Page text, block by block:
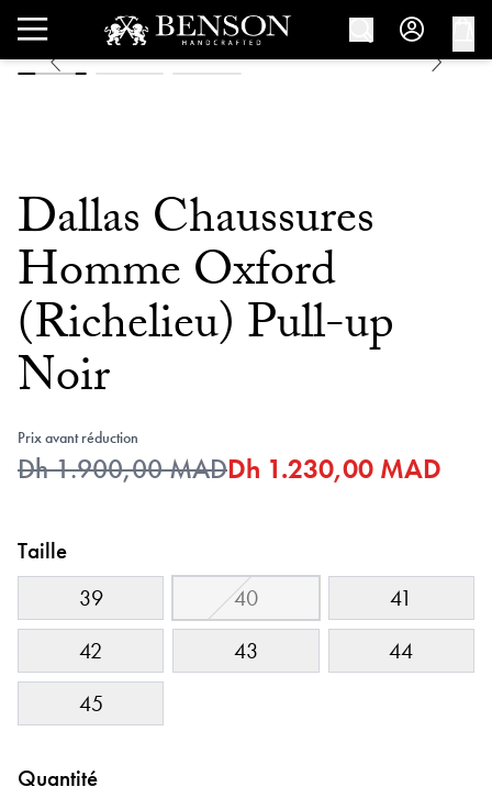
Dallas Chaussures
Homme Oxford
(Richelieu) Pull-up
Noir
Prix avant réduction
Dh 1.900,00 MADDh 1.230,00 MAD
Taille
39 40
41
42
43
44
45
Quantité